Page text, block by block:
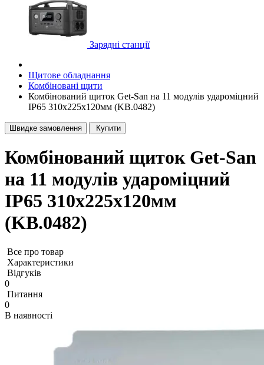
Зарядні станції
Щитове обладнання
Комбіновані щити
Комбінований щиток Get-San на 11 модулів удароміцний
IP65 310x225x120мм (KB.0482)
Швидке замовлення Купити
Комбінований щиток Get-San
на 11 модулів удароміцний
IP65 310x225x120мм
(KB.0482)
Все про товар
Характеристики
Відгуків
0
Питання
0
В наявності